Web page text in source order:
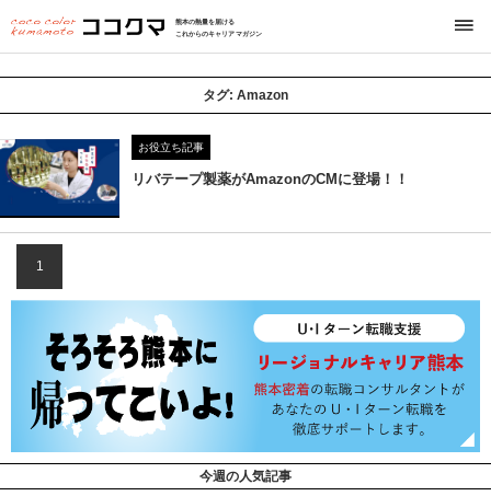
熊本の熱量を届ける
これからのキャリアマガジン
タグ: Amazon
お役立ち記事
リバテープ製薬がAmazonのCMに登場！！
1
今週の人気記事